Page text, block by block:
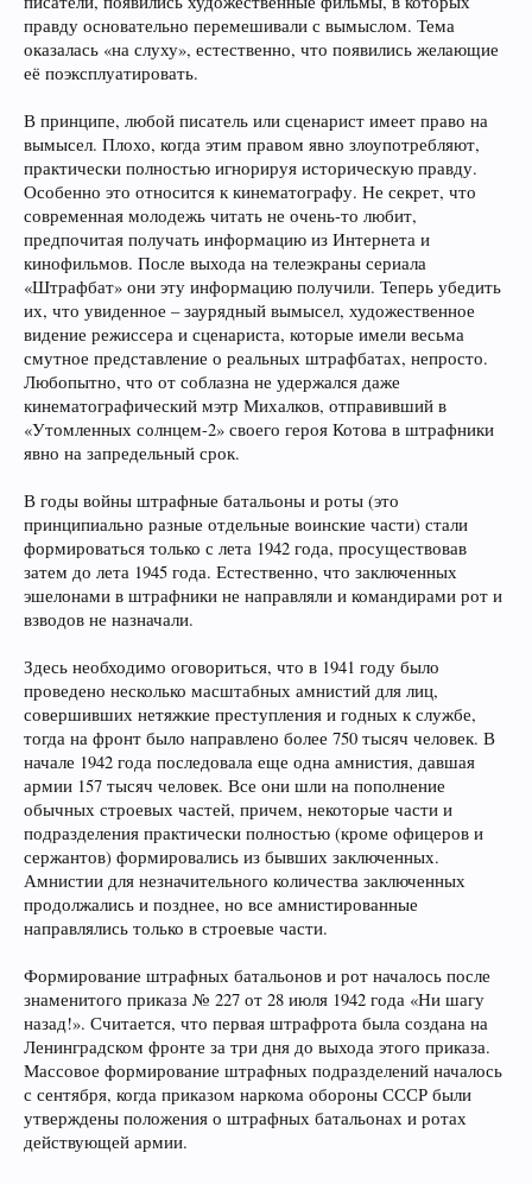
правду основательно перемешивали с вымыслом. Тема
оказалась «на слуху», естественно, что появились желающие
её поэксплуатировать.
В принципе, любой писатель или сценарист имеет право на
вымысел. Плохо, когда этим правом явно злоупотребляют,
практически полностью игнорируя историческую правду.
Особенно это относится к кинематографу. Не секрет, что
современная молодежь читать не очень-то любит,
предпочитая получать информацию из Интернета и
кинофильмов. После выхода на телеэкраны сериала
«Штрафбат» они эту информацию получили. Теперь убедить
их, что увиденное – заурядный вымысел, художественное
видение режиссера и сценариста, которые имели весьма
смутное представление о реальных штрафбатах, непросто.
Любопытно, что от соблазна не удержался даже
кинематографический мэтр Михалков, отправивший в
«Утомленных солнцем-2» своего героя Котова в штрафники
явно на запредельный срок.
В годы войны штрафные батальоны и роты (это
принципиально разные отдельные воинские части) стали
формироваться только с лета 1942 года, просуществовав
затем до лета 1945 года. Естественно, что заключенных
эшелонами в штрафники не направляли и командирами рот и
взводов не назначали.
Здесь необходимо оговориться, что в 1941 году было
проведено несколько масштабных амнистий для лиц,
совершивших нетяжкие преступления и годных к службе,
тогда на фронт было направлено более 750 тысяч человек. В
начале 1942 года последовала еще одна амнистия, давшая
армии 157 тысяч человек. Все они шли на пополнение
обычных строевых частей, причем, некоторые части и
подразделения практически полностью (кроме офицеров и
сержантов) формировались из бывших заключенных.
Амнистии для незначительного количества заключенных
продолжались и позднее, но все амнистированные
направлялись только в строевые части.
Формирование штрафных батальонов и рот началось после
знаменитого приказа № 227 от 28 июля 1942 года «Ни шагу
назад!». Считается, что первая штрафрота была создана на
Ленинградском фронте за три дня до выхода этого приказа.
Массовое формирование штрафных подразделений началось
с сентября, когда приказом наркома обороны СССР были
утверждены положения о штрафных батальонах и ротах
действующей армии.